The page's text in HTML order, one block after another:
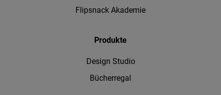
Flipsnack Akademie
Produkte
Design Studio
Bücherregal